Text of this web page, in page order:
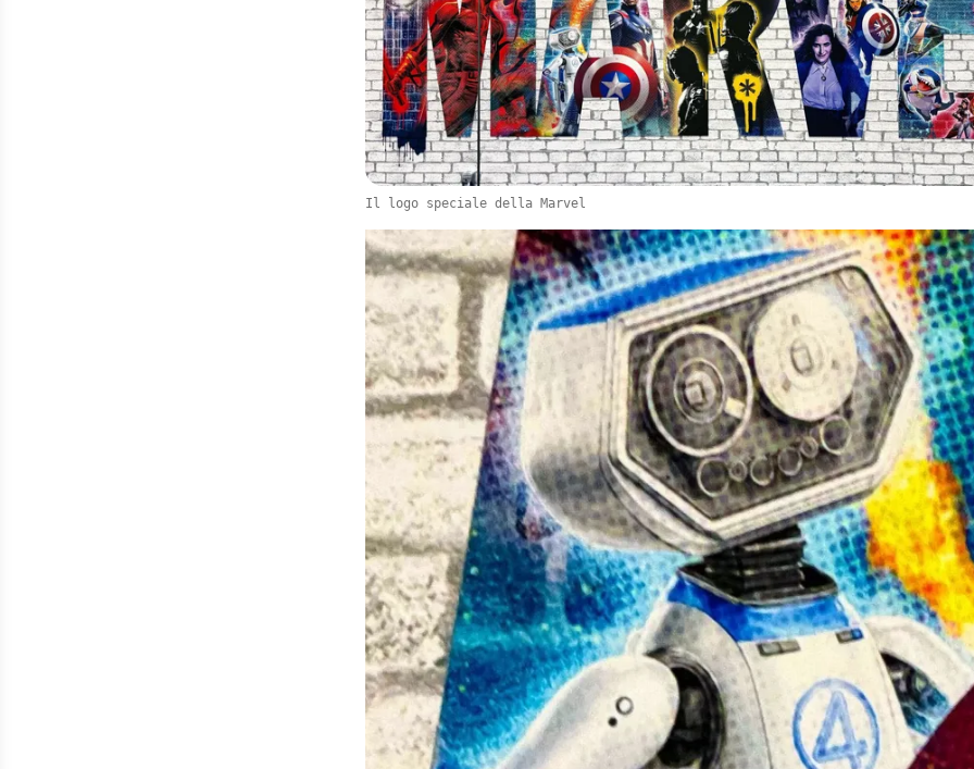
Il logo speciale della Marvel